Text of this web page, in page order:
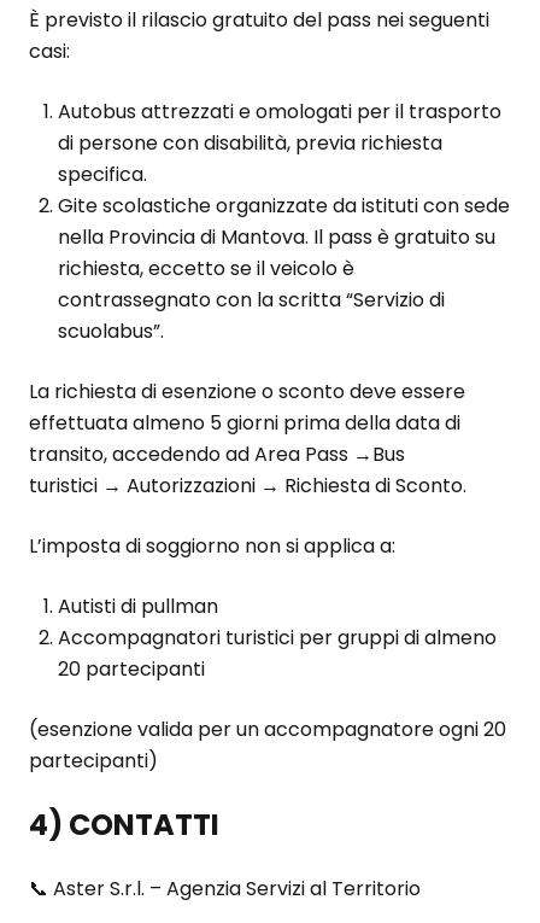
È previsto il rilascio gratuito del pass nei seguenti
casi:
Autobus attrezzati e omologati per il trasporto
di persone con disabilità, previa richiesta
specifica.
Gite scolastiche organizzate da istituti con sede
nella Provincia di Mantova. Il pass è gratuito su
richiesta, eccetto se il veicolo è
contrassegnato con la scritta “Servizio di
scuolabus”.
La richiesta di esenzione o sconto deve essere
effettuata almeno 5 giorni prima della data di
transito, accedendo ad Area Pass →Bus
turistici → Autorizzazioni → Richiesta di Sconto.
L’imposta di soggiorno non si applica a:
Autisti di pullman
Accompagnatori turistici per gruppi di almeno
20 partecipanti
(esenzione valida per un accompagnatore ogni 20
partecipanti)
4) CONTATTI
📞 Aster S.r.l. – Agenzia Servizi al Territorio